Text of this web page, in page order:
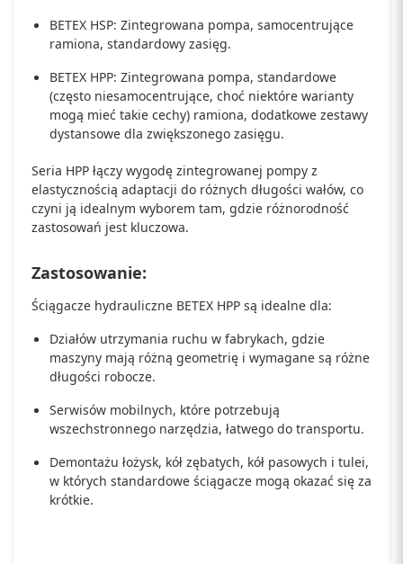
BETEX HSP: Zintegrowana pompa, samocentrujące
ramiona, standardowy zasięg.
BETEX HPP: Zintegrowana pompa, standardowe
(często niesamocentrujące, choć niektóre warianty
mogą mieć takie cechy) ramiona, dodatkowe zestawy
dystansowe dla zwiększonego zasięgu.
Seria HPP łączy wygodę zintegrowanej pompy z
elastycznością adaptacji do różnych długości wałów, co
czyni ją idealnym wyborem tam, gdzie różnorodność
zastosowań jest kluczowa.
Zastosowanie:
Ściągacze hydrauliczne BETEX HPP są idealne dla:
Działów utrzymania ruchu w fabrykach, gdzie
maszyny mają różną geometrię i wymagane są różne
długości robocze.
Serwisów mobilnych, które potrzebują
wszechstronnego narzędzia, łatwego do transportu.
Demontażu łożysk, kół zębatych, kół pasowych i tulei,
w których standardowe ściągacze mogą okazać się za
krótkie.